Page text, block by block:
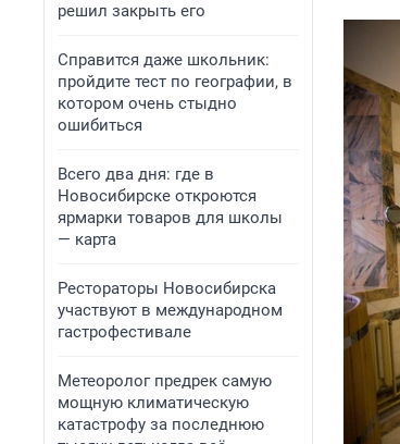
решил закрыть его
Справится даже школьник:
пройдите тест по географии, в
котором очень стыдно
ошибиться
Всего два дня: где в
Новосибирске откроются
ярмарки товаров для школы
— карта
Рестораторы Новосибирска
участвуют в международном
гастрофестивале
Метеоролог предрек самую
мощную климатическую
катастрофу за последнюю